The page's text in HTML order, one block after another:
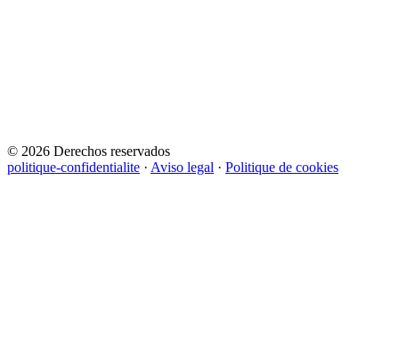
© 2026 Derechos reservados
politique-confidentialite · Aviso legal · Politique de cookies